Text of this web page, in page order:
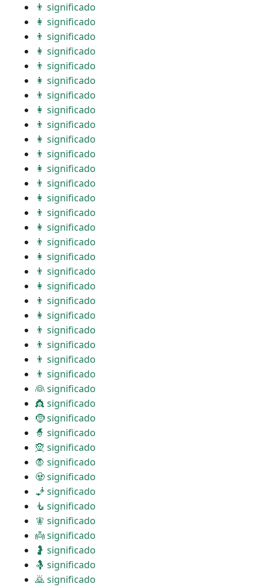
👨 significado
👩 significado
👨 significado
👩 significado
👨 significado
👩 significado
👨 significado
👩 significado
👨 significado
👩 significado
👨 significado
👩 significado
👨 significado
👩 significado
👨 significado
👩 significado
👨 significado
👩 significado
👨 significado
👩 significado
👨 significado
👩 significado
👨 significado
👨 significado
👨 significado
👨 significado
👰 significado
👸 significado
🤶 significado
🧙 significado
🧝 significado
🧛 significado
🧟 significado
🧞 significado
🧜 significado
🧚 significado
👼 significado
🤰 significado
🤱 significado
🙇 significado